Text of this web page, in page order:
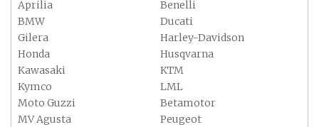
Aprilia
Benelli
BMW
Ducati
Gilera
Harley-Davidson
Honda
Husqvarna
Kawasaki
KTM
Kymco
LML
Moto Guzzi
Betamotor
MV Agusta
Peugeot